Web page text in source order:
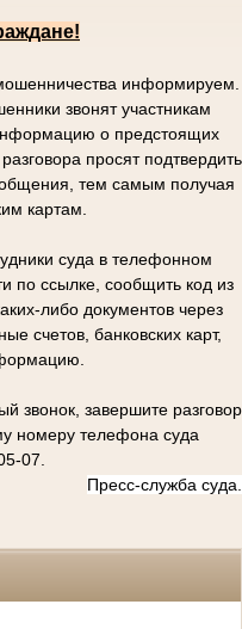
информируем.
звонят участникам
о предстоящих
просят подтвердить
тем самым получая
картам.
суда в телефонном
по ссылке, сообщить код из
либо документов через
счетов, банковских карт,
звонок, завершите разговор
номеру телефона суда
07.
Пресс-служба суда.